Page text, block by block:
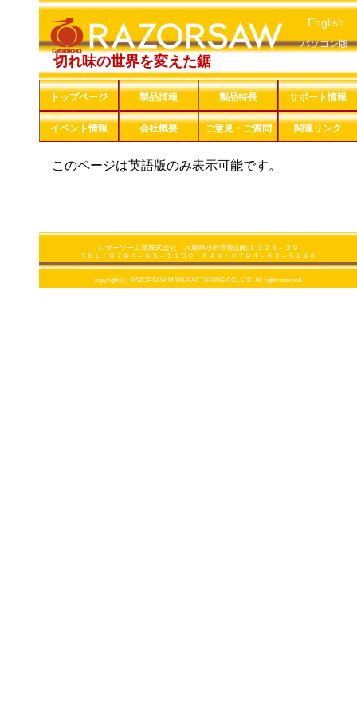
切れ味の世界を変えた鋸
トップページ 製品情報 製品特長 サポート情報
イベント情報 会社概要 ご意見・ご質問 関連リンク
English
パソコン版
このページは英語版のみ表示可能です。
レザーソー工業株式会社 兵庫県小野市樫山町１３２３－２９
ＴＥＬ：０７９４－６３－１１００ ＦＡＸ：０７９４－６３－５１６６
copyright (c) RAZORSAW MANUFACTURING CO., LTD. All right reserved.